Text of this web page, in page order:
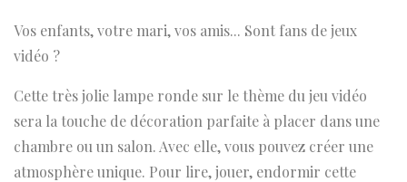
Vos enfants, votre mari, vos amis... Sont fans de jeux
vidéo ?
Cette très jolie lampe ronde sur le thème du jeu vidéo
sera la touche de décoration parfaite à placer dans une
chambre ou un salon. Avec elle, vous pouvez créer une
atmosphère unique. Pour lire, jouer, endormir cette